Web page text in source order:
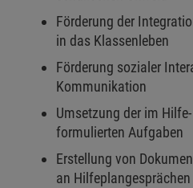
Förderung der
in das Klassenleben
Förderung sozialer
Kommunikation
Umsetzung der im
formulierten Aufgaben
Erstellung von
an Hilfeplangesprächen